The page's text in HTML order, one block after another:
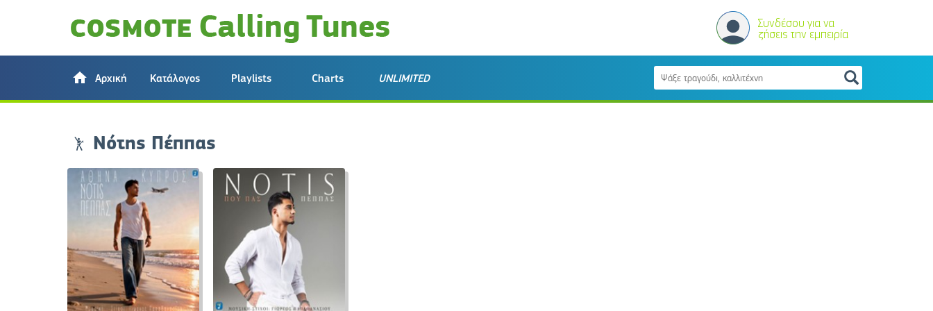
Συνδέσου για να
ζήσεις την εμπειρία
Αρχική Κατάλογος Playlists Charts UNLIMITED
Νότης Πέππας